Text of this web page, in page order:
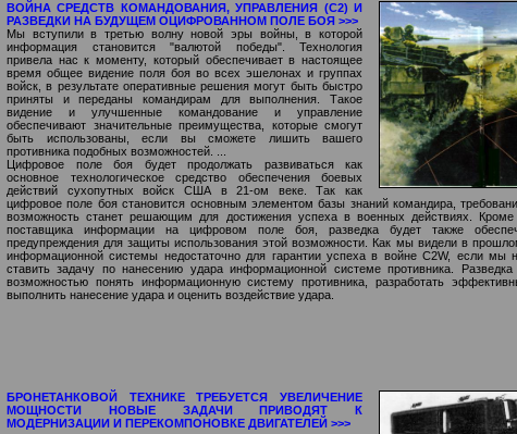
ВОЙНА СРЕДСТВ КОМАНДОВАНИЯ, УПРАВЛЕНИЯ (С2) И
РАЗВЕДКИ НА БУДУЩЕМ ОЦИФРОВАННОМ ПОЛЕ БОЯ >>>
Мы вступили в третью волну новой эры войны, в которой
информация становится "валютой победы". Технология
привела нас к моменту, который обеспечивает в настоящее
время общее видение поля боя во всех эшелонах и группах
войск, в результате оперативные решения могут быть быстро
приняты и переданы командирам для выполнения. Такое
видение и улучшенные командование и управление
обеспечивают значительные преимущества, которые смогут
быть использованы, если вы сможете лишить вашего
противника подобных возможностей. ...
Цифровое поле боя будет продолжать развиваться как
основное технологическое средство обеспечения боевых
действий сухопутных войск США в 21-ом веке. Так как
цифровое поле боя становится основным элементом базы знаний командира,
возможность станет решающим для достижения успеха в военных действиях. Кроме
поставщика информации на цифровом поле боя, разведка будет также
предупреждения для защиты использования этой возможности. Как мы видели в
информационной системы недостаточно для гарантии успеха в войне С2W, если мы
ставить задачу по нанесению удара информационной системе противника.
возможностью понять информационную систему противника, разработать
выполнить нанесение удара и оценить воздействие удара.
БРОНЕТАНКОВОЙ ТЕХНИКЕ ТРЕБУЕТСЯ УВЕЛИЧЕНИЕ
МОЩНОСТИ НОВЫЕ ЗАДАЧИ ПРИВОДЯТ К
МОДЕРНИЗАЦИИ И ПЕРЕКОМПОНОВКЕ ДВИГАТЕЛЕЙ >>>